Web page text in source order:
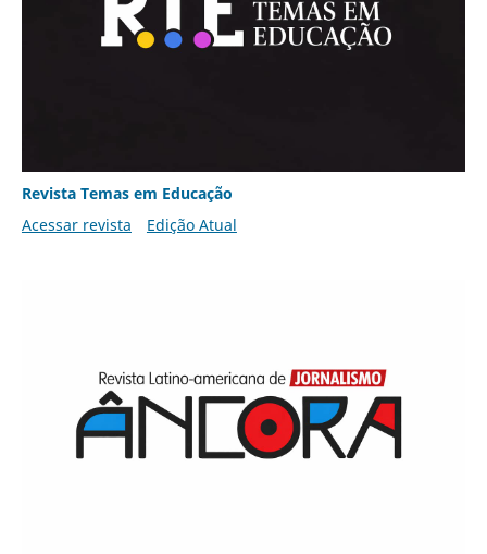
Revista Temas em Educação
Acessar revista
Edição Atual